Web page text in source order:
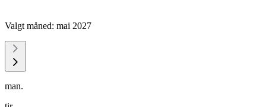
Valgt måned: mai 2027
man.